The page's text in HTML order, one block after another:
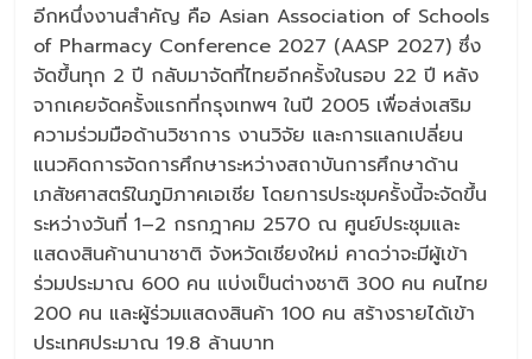
อีกหนึ่งงานสำคัญ คือ Asian Association of Schools
of Pharmacy Conference 2027 (AASP 2027) ซึ่ง
จัดขึ้นทุก 2 ปี กลับมาจัดที่ไทยอีกครั้งในรอบ 22 ปี หลัง
จากเคยจัดครั้งแรกที่กรุงเทพฯ ในปี 2005 เพื่อส่งเสริม
ความร่วมมือด้านวิชาการ งานวิจัย และการแลกเปลี่ยน
แนวคิดการจัดการศึกษาระหว่างสถาบันการศึกษาด้าน
เภสัชศาสตร์ในภูมิภาคเอเชีย โดยการประชุมครั้งนี้จะจัดขึ้น
ระหว่างวันที่ 1–2 กรกฎาคม 2570 ณ ศูนย์ประชุมและ
แสดงสินค้านานาชาติ จังหวัดเชียงใหม่ คาดว่าจะมีผู้เข้า
ร่วมประมาณ 600 คน แบ่งเป็นต่างชาติ 300 คน คนไทย
200 คน และผู้ร่วมแสดงสินค้า 100 คน สร้างรายได้เข้า
ประเทศประมาณ 19.8 ล้านบาท